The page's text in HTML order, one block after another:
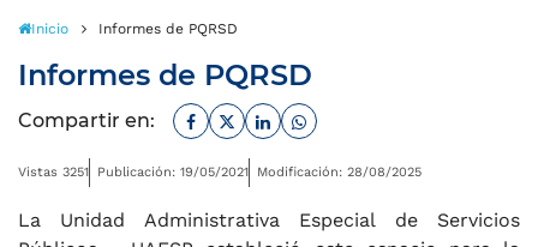
Inicio Informes de PQRSD
Informes de PQRSD
Compartir en: Facebook
TwitterLinkedinWhatsapp
Vistas 3251 Publicación: 19/05/2021 Modificación: 28/08/2025
La Unidad Administrativa Especial de Servicios